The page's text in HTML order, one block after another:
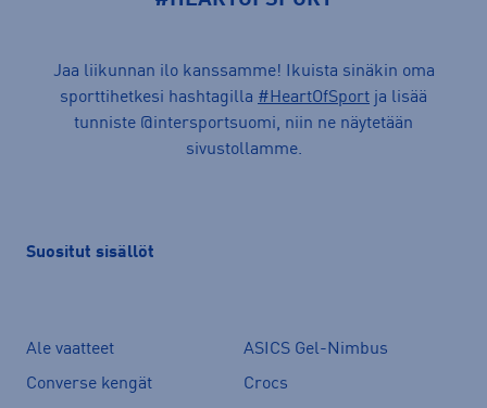
Jaa liikunnan ilo kanssamme! Ikuista sinäkin oma
sporttihetkesi hashtagilla #HeartOfSport ja lisää
tunniste @intersportsuomi, niin ne näytetään
sivustollamme.
Suositut sisällöt
Ale vaatteet
ASICS Gel-Nimbus
Converse kengät
Crocs